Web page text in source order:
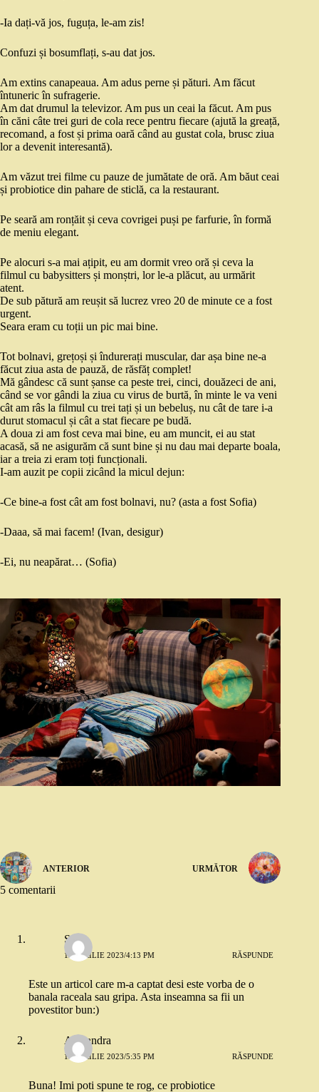
-Ia dați-vă jos, fuguța, le-am zis!
Confuzi și bosumflați, s-au dat jos.
Am extins canapeaua. Am adus perne și pături. Am făcut
întuneric în sufragerie.
Am dat drumul la televizor. Am pus un ceai la făcut. Am pus
în căni câte trei guri de cola rece pentru fiecare (ajută la greață,
recomand, a fost și prima oară când au gustat cola, brusc ziua
lor a devenit interesantă).
Am văzut trei filme cu pauze de jumătate de oră. Am băut ceai
și probiotice din pahare de sticlă, ca la restaurant.
Pe seară am ronțăit și ceva covrigei puși pe farfurie, în formă
de meniu elegant.
Pe alocuri s-a mai ațipit, eu am dormit vreo oră și ceva la
filmul cu babysitters și monștri, lor le-a plăcut, au urmărit
atent.
De sub pătură am reușit să lucrez vreo 20 de minute ce a fost
urgent.
Seara eram cu toții un pic mai bine.
Tot bolnavi, grețoși și îndurerați muscular, dar așa bine ne-a
făcut ziua asta de pauză, de răsfăț complet!
Mă gândesc că sunt șanse ca peste trei, cinci, douăzeci de ani,
când se vor gândi la ziua cu virus de burtă, în minte le va veni
cât am râs la filmul cu trei tați și un bebeluș, nu cât de tare i-a
durut stomacul și cât a stat fiecare pe budă.
A doua zi am fost ceva mai bine, eu am muncit, ei au stat
acasă, să ne asigurăm că sunt bine și nu dau mai departe boala,
iar a treia zi eram toți funcționali.
I-am auzit pe copii zicând la micul dejun:
-Ce bine-a fost cât am fost bolnavi, nu? (asta a fost Sofia)
-Daaa, să mai facem! (Ivan, desigur)
-Ei, nu neapărat… (Sofia)
ANTERIOR URMĂTOR
5 comentarii
Stefy
12 APRILIE 2023/4:13 PM RĂSPUNDE
Este un articol care m-a captat desi este vorba de o
banala raceala sau gripa. Asta inseamna sa fii un
povestitor bun:)
Alexandra
12 APRILIE 2023/5:35 PM RĂSPUNDE
Buna! Imi poti spune te rog, ce probiotice